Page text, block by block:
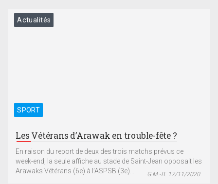
SPORT
Actualités
Les Vétérans d’Arawak en trouble-fête ?
En raison du report de deux des trois matchs prévus ce
week-end, la seule affiche au stade de Saint-Jean opposait les
Arawaks Vétérans (6e) à l’ASPSB (3e)...
G.M.-B. 17/11/2020